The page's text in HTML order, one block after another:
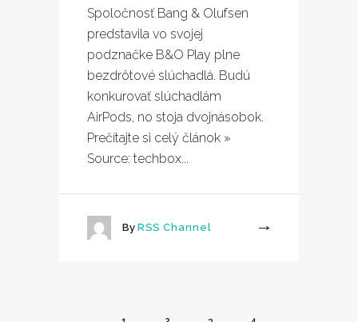
Spoločnosť Bang & Olufsen
predstavila vo svojej
podznačke B&O Play plne
bezdrôtové slúchadlá. Budú
konkurovať slúchadlám
AirPods, no stoja dvojnásobok.
Prečítajte si celý článok »
Source: techbox...
By RSS Channel
More